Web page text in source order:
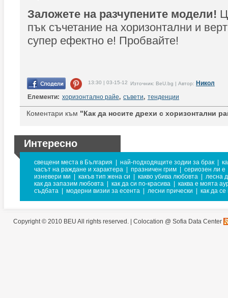
Заложете на разчупените модели!
пък съчетание на хоризонтални и
супер ефектно е! Пробвайте!
13:30 | 03-15-12 Източник: BeU.bg | Автор: Никол
Елементи: хоризонтално райе, съвети, тенденции
Коментари към "Как да носите дрехи с хоризонтални
Интересно
свещени места в България най-подходящите зодии за брак
часът на раждане и характера
празничен грим
сериозен ли е
изневери ми
какъв тип жена си какво убива любовта
лесна
как да запазим любовта
как да си по-красива
каква е моята
съдбата
модерни визии за есента лесни прически как да
Copyright © 2010 BEU All rights reserved. | Colocation @ Sofia Data Center